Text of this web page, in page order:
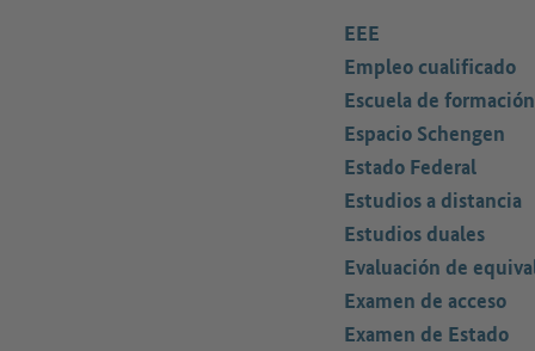
EEE
Empleo cualificado
Escuela de formación
Espacio Schengen
Estado Federal
Estudios a distancia
Estudios duales
Evaluación de
Examen de acceso
Examen de Estado